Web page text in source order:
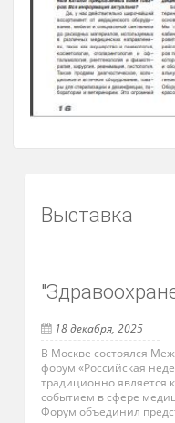
Выставка